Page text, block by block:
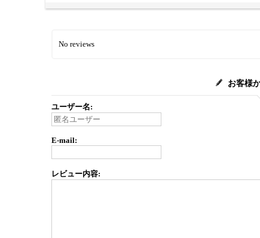
No reviews
お客様
ユーザー名:
E-mail:
レビュー内容: